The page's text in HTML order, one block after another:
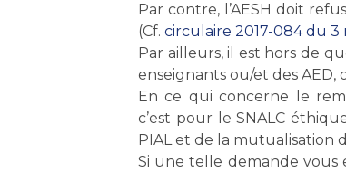
Par contre, l’AESH doit
(Cf. circulaire 2017-084 du 3
Par ailleurs, il est hors de
enseignants ou/et des AED,
En ce qui concerne le
c’est pour le SNALC
PIAL et de la mutualisation
Si une telle demande vous